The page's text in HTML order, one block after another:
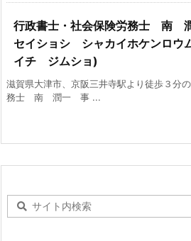
行政書士・社会保険労務士 南
セイショシ シャカイホケンロ
イチ ジムショ)
滋賀県大津市、京阪三井寺駅より徒歩３分
務士 南 潤一 事 ...